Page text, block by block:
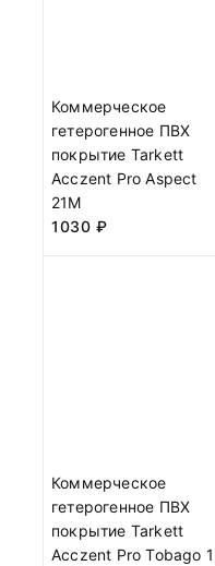
Коммерческое
гетерогенное ПВХ
покрытие Tarkett
Acczent Pro Aspect
21М
1030 ₽
Коммерческое
гетерогенное ПВХ
покрытие Tarkett
Acczent Pro Tobago 1